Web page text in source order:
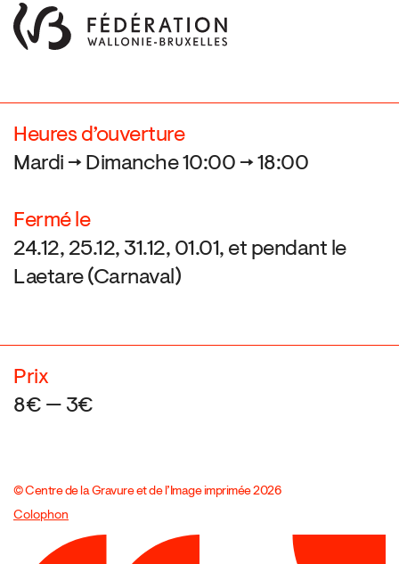
Heures d’ouverture
Mardi → Dimanche 10:00 → 18:00
Fermé le
24.12, 25.12, 31.12, 01.01, et pendant le
Laetare (Carnaval)
Prix
8€ — 3€
© Centre de la Gravure et de l’Image imprimée 2026
Colophon
Design:Marcel Kaczmarek